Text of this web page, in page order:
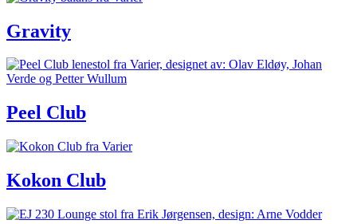
Gravity
Peel Club
Kokon Club